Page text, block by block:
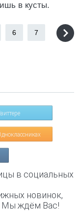
в кусты.
6 7
в социальных
новинок,
Мы ждём Вас!